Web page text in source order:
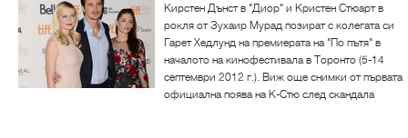
Кирстен Дънст в "Диор" и Кристен Стюарт в
рокля от Зухаир Мурад позират с колегата си
Гарет Хедлунд на премиерата на "По пътя" в
началото на кинофестивала в Торонто (5-14
септември 2012 г.). Виж още снимки от първата
официална поява на К-Стю след скандала